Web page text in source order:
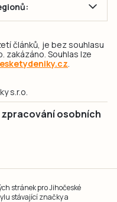
článků, je bez souhlasu
zakázáno. Souhlas lze
.
s.r.o.
osobních
stránek pro Jihočeské
stávající značky a